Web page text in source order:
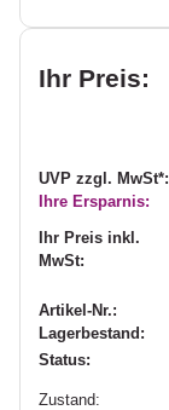
Ihr Preis:
UVP zzgl. MwSt*:
Ihre Ersparnis:
Ihr Preis inkl.
MwSt:
Artikel-Nr.:
Lagerbestand:
Status:
Zustand: